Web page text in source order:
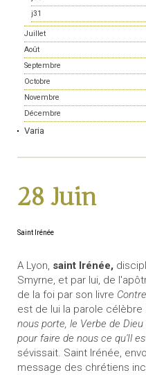
j31
Juillet
Août
Septembre
Octobre
Novembre
Décembre
Varia
28 Juin
Saint Irénée
A Lyon, saint Irénée,
Smyrne, et par lui, de
de la foi par son livre
est de lui la parole célèbre
nous porte, le Verbe de
pour faire de nous ce qu'Il
sévissait. Saint Irénée,
message des chrétiens